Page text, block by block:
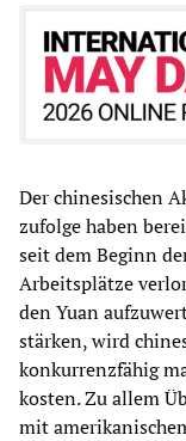
Der chinesischen
zufolge haben
seit dem Beginn
Arbeitsplätze
den Yuan
stärken, wird
konkurrenzfähig
kosten. Zu allem
mit